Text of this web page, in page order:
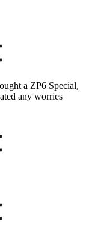
a ZP6 Special,
any worries